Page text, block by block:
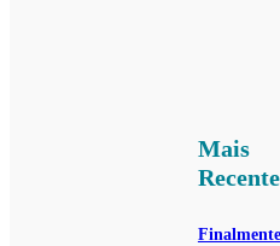
Mais
Finalmente